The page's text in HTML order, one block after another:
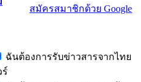
สมัครสมาชิกด้วย Google
ฉันต้องการรับข่าวสารจากไทย
ร์